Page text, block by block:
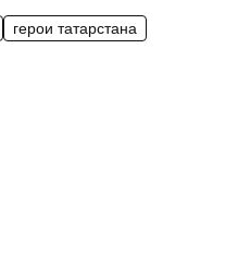
герои татарстана